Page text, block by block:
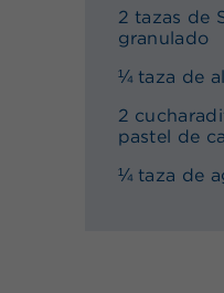
2 tazas de
granulado
¼ taza de
2
pastel de
¼ taza de